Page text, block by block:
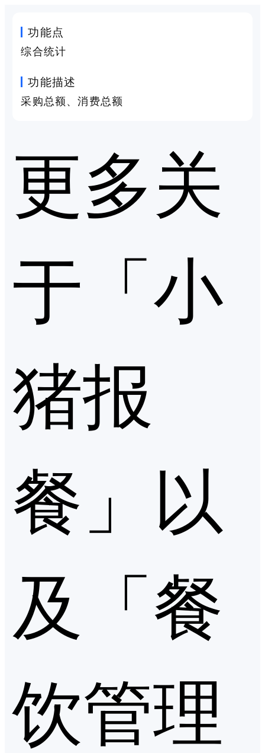
功能点
综合统计
功能描述
采购总额、消费总额
更多关
于「小
猪报
餐」以
及「餐
饮管理